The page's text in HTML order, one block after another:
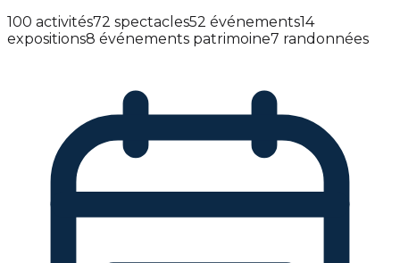
100 activités72 spectacles52 événements14
expositions8 événements patrimoine7 randonnées